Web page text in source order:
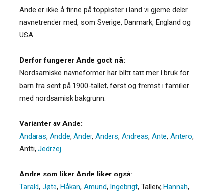
Ande er ikke å finne på topplister i land vi gjerne deler
navnetrender med, som Sverige, Danmark, England og
USA.
Derfor fungerer Ande godt nå:
Nordsamiske navneformer har blitt tatt mer i bruk for
barn fra sent på 1900-tallet, først og fremst i familier
med nordsamisk bakgrunn.
Varianter av Ande:
Andaras, Andde, Ander, Anders, Andreas, Ante, Antero,
Antti, Jedrzej
Andre som liker Ande liker også:
Tarald, Jøte, Håkan, Amund, Ingebrigt, Talleiv, Hannah,